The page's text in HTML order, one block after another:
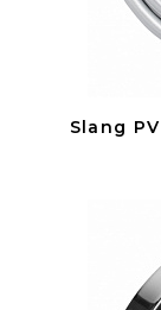
Slang